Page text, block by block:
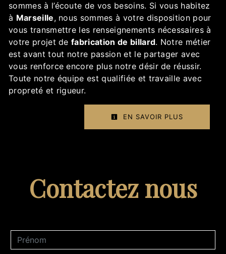
sommes à l’écoute de vos besoins. Si vous habitez
à Marseille, nous sommes à votre disposition pour
vous transmettre les renseignements nécessaires à
votre projet defabrication de billard. Notre métier
est avant tout notre passion et le partager avec
vous renforce encore plus notre désir de réussir.
Toute notre équipe est qualifiée et travaille avec
propreté et rigueur.
EN SAVOIR PLUS
Contactez nous